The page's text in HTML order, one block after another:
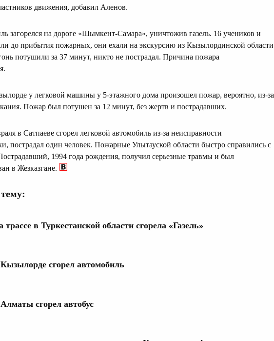
движения, добавил Аленов.
загорелся на дороге «Шымкент-Самара», уничтожив газель. 16 учеников и
до прибытия пожарных, они ехали на экскурсию из Кызылординской области
потушили за 37 минут, никто не пострадал. Причина пожара
у легковой машины у 5-этажного дома произошел пожар, вероятно, из-за
Пожар был потушен за 12 минут, без жертв и пострадавших.
в Сатпаеве сгорел легковой автомобиль из-за неисправности
пострадал один человек. Пожарные Улытауской области быстро справились с
1994 года рождения, получил серьезные травмы и был
в Жезказгане.
трассе в Туркестанской области сгорела «Газель»
сгорел автомобиль
сгорел автобус